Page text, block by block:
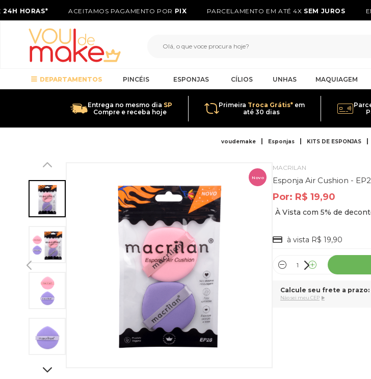
HORAS* ACEITAMOS PAGAMENTO PORPIX PARCELAMENTO EM ATÉ 4XSEM JUROS
DEPARTAMENTOS PINCÉIS ESPONJAS CÍLIOS UNHAS MAQUIAGEM
Entrega no mesmo dia SP
Compre e receba hoje
Primeira Troca Grátis*em
até 30 dias
voudemake Esponjas KITS DE ESPONJAS
Novo
MACRILAN
Esponja Air Cushion -
Por: R$ 19,90
à vista R$ 19,90
Calcule seu frete a prazo:
Não sei meu CEP